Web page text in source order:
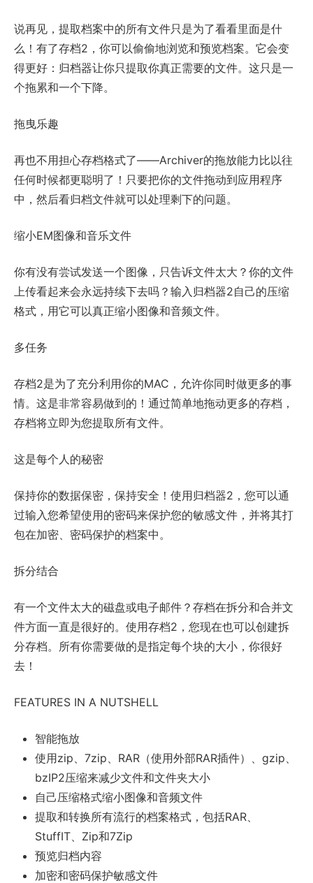
说再见，提取档案中的所有文件只是为了看看里面是什
么！有了存档2，你可以偷偷地浏览和预览档案。它会变
得更好：归档器让你只提取你真正需要的文件。这只是一
个拖累和一个下降。
拖曳乐趣
再也不用担心存档格式了——Archiver的拖放能力比以往
任何时候都更聪明了！只要把你的文件拖动到应用程序
中，然后看归档文件就可以处理剩下的问题。
缩小EM图像和音乐文件
你有没有尝试发送一个图像，只告诉文件太大？你的文件
上传看起来会永远持续下去吗？输入归档器2自己的压缩
格式，用它可以真正缩小图像和音频文件。
多任务
存档2是为了充分利用你的MAC，允许你同时做更多的事
情。这是非常容易做到的！通过简单地拖动更多的存档，
存档将立即为您提取所有文件。
这是每个人的秘密
保持你的数据保密，保持安全！使用归档器2，您可以通
过输入您希望使用的密码来保护您的敏感文件，并将其打
包在加密、密码保护的档案中。
拆分结合
有一个文件太大的磁盘或电子邮件？存档在拆分和合并文
件方面一直是很好的。使用存档2，您现在也可以创建拆
分存档。所有你需要做的是指定每个块的大小，你很好
去！
FEATURES IN A NUTSHELL
智能拖放
使用zip、7zip、RAR（使用外部RAR插件）、gzip、
bzIP2压缩来减少文件和文件夹大小
自己压缩格式缩小图像和音频文件
提取和转换所有流行的档案格式，包括RAR、
StuffIT、Zip和7Zip
预览归档内容
加密和密码保护敏感文件